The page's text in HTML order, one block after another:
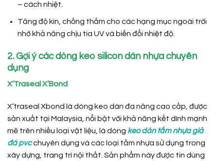
– cách nhiệt.
Tăng độ kín, chống thấm cho các hạng mục ngoài trời
nhờ khả năng chịu tia UV và biến đổi nhiệt độ.
2. Gợi ý các dòng keo silicon dán nhựa chuyên
dụng
X’Traseal X’Bond
X’traseal Xbond là dòng keo dán đa năng cao cấp, được
sản xuất tại Malaysia, nổi bật với khả năng kết dính mạnh
mẽ trên nhiều loại vật liệu, là dòng keo dán tấm nhựa giả
đá pvcchuyên dụng và các loại tấm nhựa sử dụng trong
xây dựng, trang trí nội thất. Sản phẩm này được tin dùng